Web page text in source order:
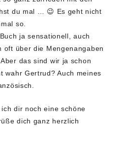
du mal … 😉 Es geht nicht
so.
ja sensationell, auch
oft über die Mengenangaben
das sind wir ja schon
wahr Gertrud? Auch meines
ich dir noch eine schöne
dich ganz herzlich